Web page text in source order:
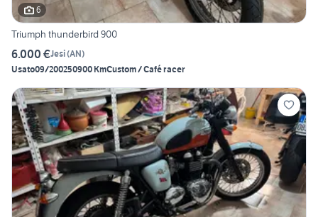
6
Triumph thunderbird 900
6.000 €Jesi(AN)
Usato09/200250900 KmCustom / Café racer